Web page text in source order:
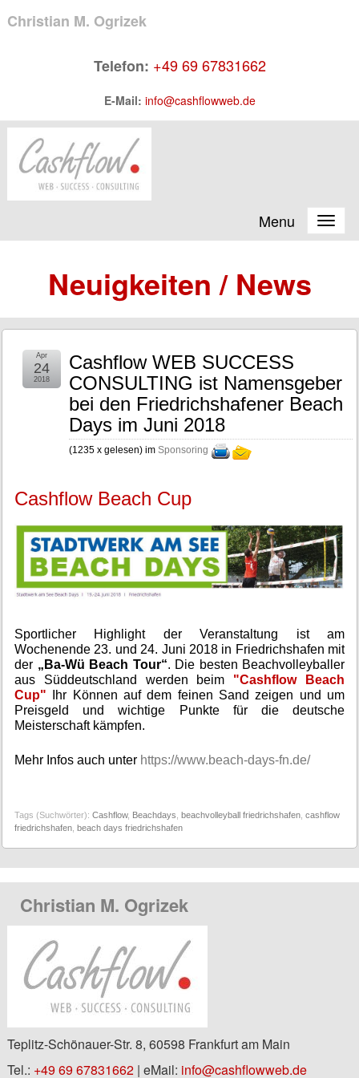
Christian M. Ogrizek
Telefon: +49 69 67831662
E-Mail: info@cashflowweb.de
Menu
Neuigkeiten / News
Cashflow WEB SUCCESS
CONSULTING ist Namensgeber
bei den Friedrichshafener Beach
Days im Juni 2018
(1235 x gelesen) im Sponsoring
Apr
24
2018
Cashflow Beach Cup
Sportlicher Highlight der Veranstaltung ist am
Wochenende 23. und 24. Juni 2018 in Friedrichshafen mit
der „Ba-Wü Beach Tour“. Die besten Beachvolleyballer
aus Süddeutschland werden beim "Cashflow Beach
Cup" Ihr Können auf dem feinen Sand zeigen und um
Preisgeld und wichtige Punkte für die deutsche
Meisterschaft kämpfen.
Mehr Infos auch unter https://www.beach-days-fn.de/
Tags (Suchwörter): Cashflow, Beachdays beachvolleyball friedrichshafen cashflow
friedrichshafen beach days friedrichshafen
Christian M. Ogrizek
Teplitz-Schönauer-Str. 8, 60598 Frankfurt am Main
Tel.: +49 69 67831662| eMail: info@cashflowweb.de